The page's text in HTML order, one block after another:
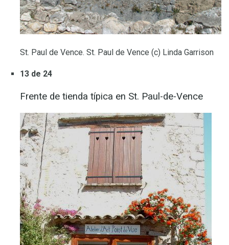
St. Paul de Vence. St. Paul de Vence (c) Linda Garrison
13 de 24
Frente de tienda típica en St. Paul-de-Vence